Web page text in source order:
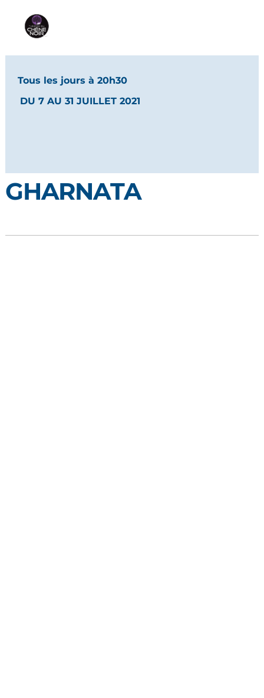
Tous les jours à 20h30
DU 7 AU 31 JUILLET 2021
GHARNATA